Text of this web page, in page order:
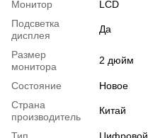
Монитор
LCD
Подсветка
дисплея
Да
Размер
монитора
2 дюйм
Состояние
Новое
Страна
производитель
Китай
Тип
Цифровой